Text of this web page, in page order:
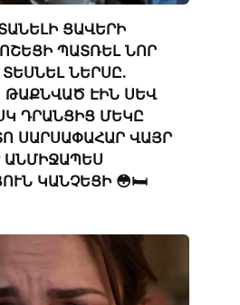
ՑԱՎԵՐԻ
ՊԱՏՌԵԼ ՆՈՐ
ՆԵՐՍԸ.
ԹԱՔՆՎԱԾ ԷԻՆ ՍԵՎ
ԴՐԱՆՑԻՑ ՄԵԿԸ
ՍԱՐՍԱՓԱՀԱՐ ՎԱՅՐ
ԱՆՄԻՋԱՊԵՍ
ԿԱՆՉԵՑԻ 😳🛏️